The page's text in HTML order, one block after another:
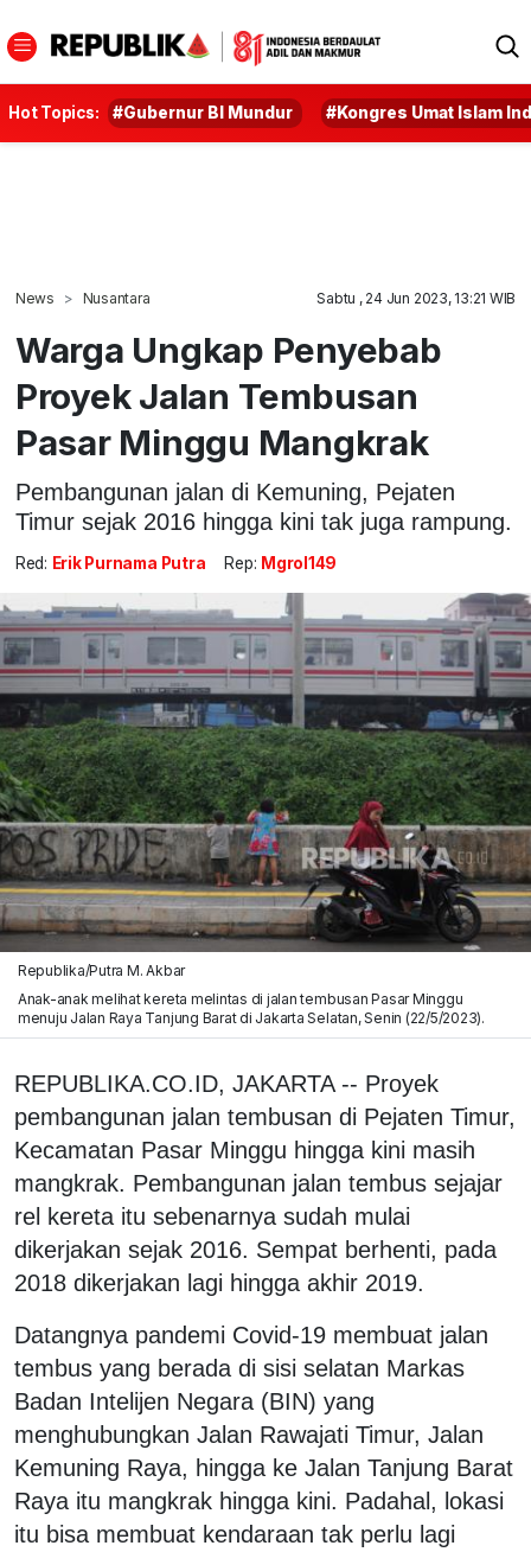
Hot Topics: #Gubernur BI Mundur #Kongres Umat Islam
News Nusantara Sabtu , 24 Jun 2023, 13:21 WIB
Warga Ungkap Penyebab
Proyek Jalan Tembusan
Pasar Minggu Mangkrak
Pembangunan jalan di Kemuning, Pejaten
Timur sejak 2016 hingga kini tak juga rampung.
Red: Erik Purnama Putra Rep: Mgrol149
Republika/Putra M. Akbar
Anak-anak melihat kereta melintas di jalan tembusan Pasar Minggu
menuju Jalan Raya Tanjung Barat di Jakarta Selatan, Senin (22/5/2023).
REPUBLIKA.CO.ID, JAKARTA -- Proyek
pembangunan jalan tembusan di Pejaten Timur,
Kecamatan Pasar Minggu hingga kini masih
mangkrak. Pembangunan jalan tembus sejajar
rel kereta itu sebenarnya sudah mulai
dikerjakan sejak 2016. Sempat berhenti, pada
2018 dikerjakan lagi hingga akhir 2019.
Datangnya pandemi Covid-19 membuat jalan
tembus yang berada di sisi selatan Markas
Badan Intelijen Negara (BIN) yang
menghubungkan Jalan Rawajati Timur, Jalan
Kemuning Raya, hingga ke Jalan Tanjung Barat
Raya itu mangkrak hingga kini. Padahal, lokasi
itu bisa membuat kendaraan tak perlu lagi